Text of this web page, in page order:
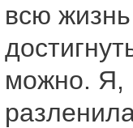
всю
можно. Я,